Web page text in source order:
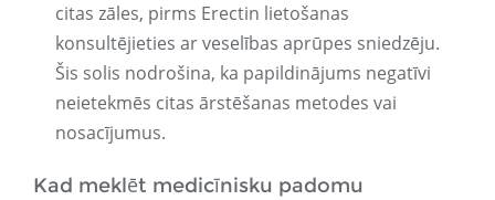
citas zāles, pirms Erectin lietošanas
konsultējieties ar veselības aprūpes sniedzēju.
Šis solis nodrošina, ka papildinājums negatīvi
neietekmēs citas ārstēšanas metodes vai
nosacījumus.
Kad meklēt medicīnisku padomu